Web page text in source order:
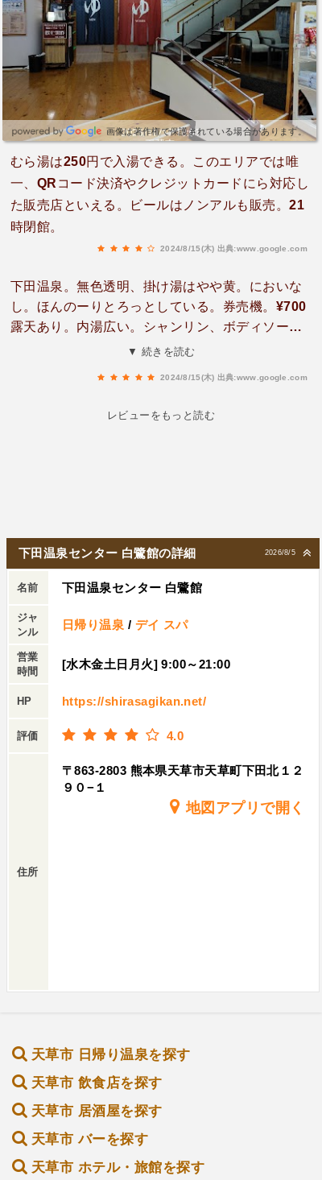
画像は著作権で保護されている場合があります。
むら湯は250円で入湯できる。このエリアでは唯
一、QRコード決済やクレジットカードにら対応し
た販売店といえる。ビールはノンアルも販売。21
時閉館。
2024/8/15(木) 出典:www.google.com
下田温泉。無色透明、掛け湯はやや黄。においな
し。ほんのーりとろっとしている。券売機。¥700
露天あり。内湯広い。シャンリン、ボディソープ
あり。天然温泉。なかなか良い！お客さんもなん
▼ 続きを読む
2024/8/15(木) 出典:www.google.com
レビューをもっと読む
2026/8/5
下田温泉センター 白鷺館の詳細
名前 下田温泉センター 白鷺館
ジャ
ンル
日帰り温泉 / デイ スパ
営業
時間
[水木金土日月火] 9:00～21:00
HP https://shirasagikan.net/
評価 4.0
住所
〒863-2803 熊本県天草市天草町下田北１２
９０−１
地図アプリで開く
天草市 日帰り温泉を探す
天草市 飲食店を探す
天草市 居酒屋を探す
天草市 バーを探す
天草市 ホテル・旅館を探す